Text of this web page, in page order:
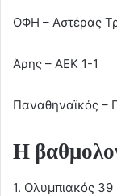
ΟΦΗ – Αστέρας
Άρης – ΑΕΚ 1-1
Παναθηναϊκός –
Η
1. Ολυμπιακός 39